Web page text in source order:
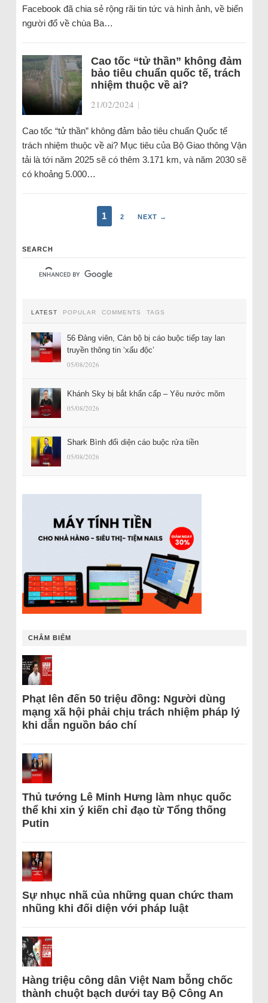
Facebook đã chia sẻ rộng rãi tin tức và hình ảnh, về biển
người đổ về chùa Ba…
Cao tốc “tử thần” không đảm
bảo tiêu chuẩn quốc tế, trách
nhiệm thuộc về ai?
21/02/2024 |
Cao tốc “tử thần” không đảm bảo tiêu chuẩn Quốc tế
trách nhiệm thuộc về ai? Mục tiêu của Bộ Giao thông Vận
tải là tới năm 2025 sẽ có thêm 3.171 km, và năm 2030 sẽ
có khoảng 5.000…
1 2 NEXT →
SEARCH
LATEST POPULAR COMMENTS TAGS
56 Đảng viên, Cán bộ bị cáo buộc tiếp tay lan
truyền thông tin ‘xấu độc’
05/08/2026
Khánh Sky bị bắt khẩn cấp – Yêu nước mõm
05/08/2026
Shark Bình đối diện cáo buộc rửa tiền
05/08/2026
CHÂM BIẾM
Phạt lên đến 50 triệu đồng: Người dùng
mạng xã hội phải chịu trách nhiệm pháp lý
khi dẫn nguồn báo chí
Thủ tướng Lê Minh Hưng làm nhục quốc
thể khi xin ý kiến chỉ đạo từ Tổng thống
Putin
Sự nhục nhã của những quan chức tham
nhũng khi đối diện với pháp luật
Hàng triệu công dân Việt Nam bỗng chốc
thành chuột bạch dưới tay Bộ Công An